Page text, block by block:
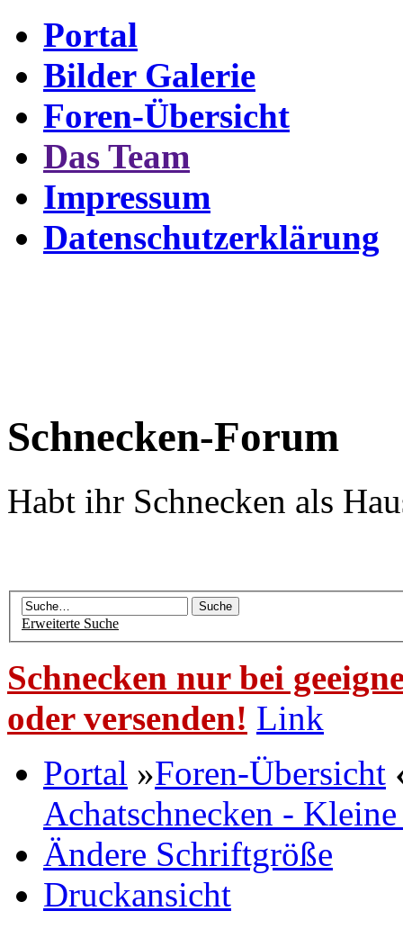
Portal
Bilder Galerie
Foren-Übersicht
Das Team
Impressum
Datenschutzerklärung
Schnecken-Forum
Habt ihr Schnecken als
Erweiterte Suche
Schnecken nur bei
oder versenden! Link
Portal »Foren-Übersicht
Achatschnecken -
Ändere Schriftgröße
Druckansicht